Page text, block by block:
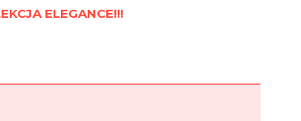
ELEGANCE!!!